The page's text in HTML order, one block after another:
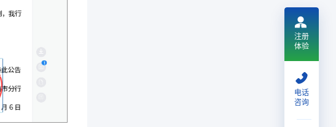
注册
体验
电话
咨询